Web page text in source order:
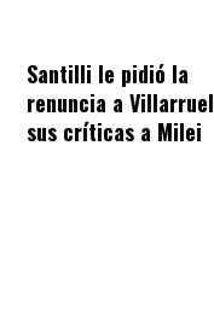
Santilli le pidió la
renuncia a
sus críticas a Milei